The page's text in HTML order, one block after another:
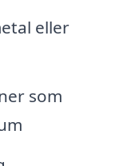
eller
som